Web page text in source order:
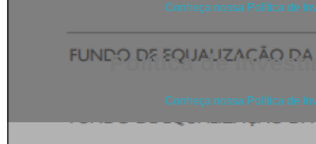
Conheça nossa Política de
Política de
Conheça nossa Política de